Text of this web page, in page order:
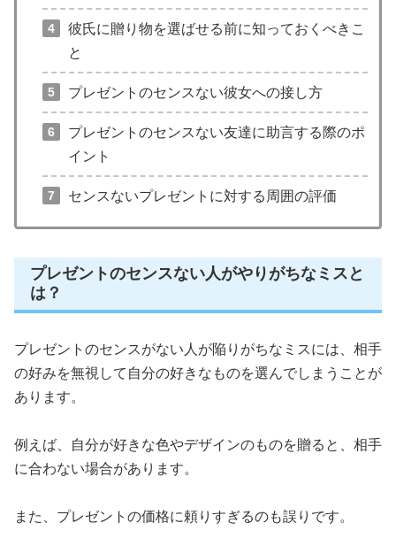
彼氏に贈り物を選ばせる前に知っておくべきこ
と
プレゼントのセンスない彼女への接し方
プレゼントのセンスない友達に助言する際のポ
イント
センスないプレゼントに対する周囲の評価
プレゼントのセンスない人がやりがちなミスと
は？
プレゼントのセンスがない人が陥りがちなミスには、相手
の好みを無視して自分の好きなものを選んでしまうことが
あります。
例えば、自分が好きな色やデザインのものを贈ると、相手
に合わない場合があります。
また、プレゼントの価格に頼りすぎるのも誤りです。